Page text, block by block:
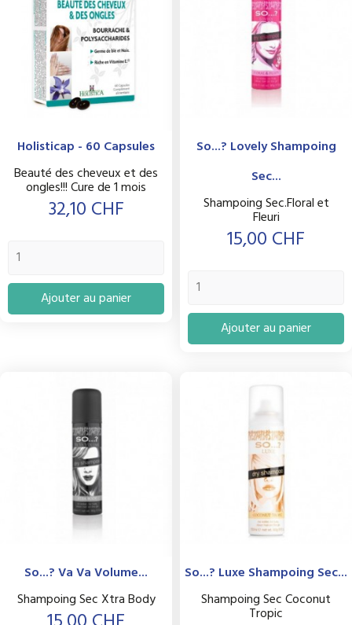
Holisticap - 60 Capsules
Beauté des cheveux et des
ongles!!! Cure de 1 mois
Prix
32,10 CHF
Ajouter au panier
So...? Lovely Shampoing
Sec...
Shampoing Sec.Floral et
Fleuri
Prix
15,00 CHF
Ajouter au panier
So...? Va Va Volume...
Shampoing Sec Xtra Body
So...? Luxe Shampoing Sec...
Shampoing Sec Coconut
Tropic